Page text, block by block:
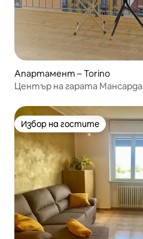
Апартамент – Torino
Център на гарата Мансарда
Избор на гостите
Избор на гостите